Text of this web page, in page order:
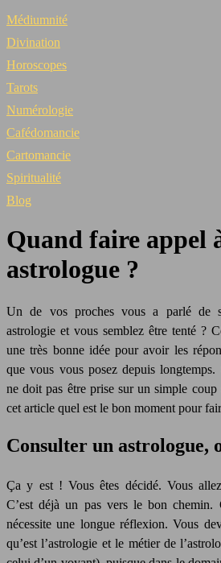
Médiumnité
Divination
Horoscopes
Tarots
Numérologie
Cafédomancie
Cartomancie
Spiritualité
Blog
Quand faire appel
astrologue ?
Un de vos proches vous a parlé de
astrologie et vous semblez être tenté ?
une très bonne idée pour avoir les
que vous vous posez depuis longtemps.
ne doit pas être prise sur un simple
cet article quel est le bon moment pour
Consulter un astrologue,
Ça y est ! Vous êtes décidé. Vous
C’est déjà un pas vers le bon chemin.
nécessite une longue réflexion. Vous
qu’est l’astrologie et le métier de